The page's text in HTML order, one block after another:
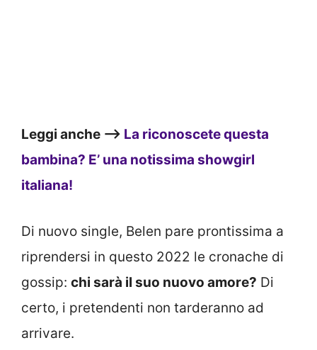
Leggi anche –> La riconoscete questa
bambina? E’ una notissima showgirl
italiana!
Di nuovo single, Belen pare prontissima a
riprendersi in questo 2022 le cronache di
gossip: chi sarà il suo nuovo amore? Di
certo, i pretendenti non tarderanno ad
arrivare.